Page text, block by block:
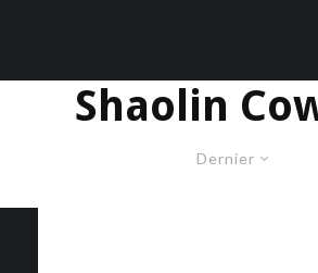
Shaolin
Dernier